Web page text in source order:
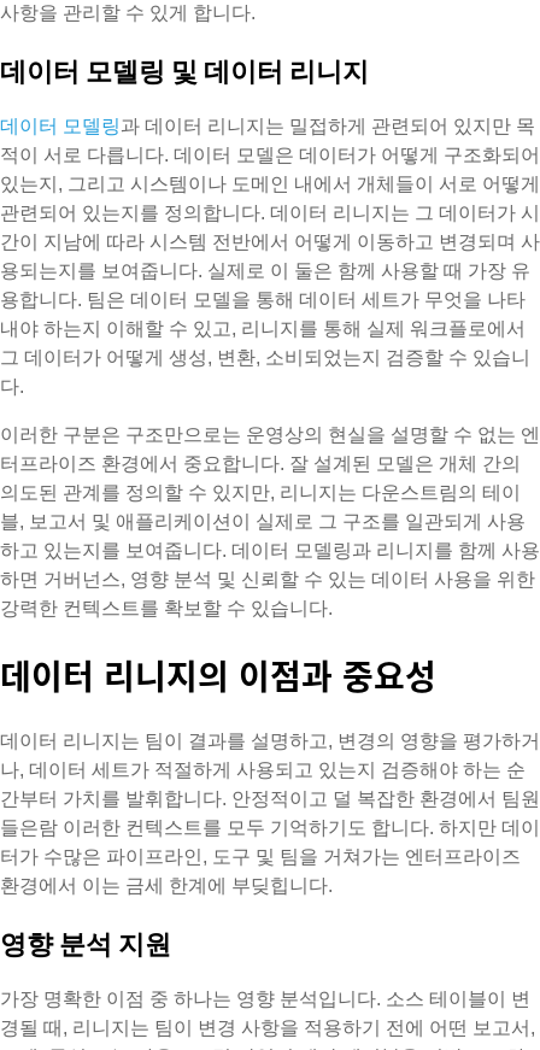
사항을 관리할 수 있게 합니다.
데이터 모델링 및 데이터 리니지
데이터 모델링과 데이터 리니지는 밀접하게 관련되어 있지만 목
적이 서로 다릅니다. 데이터 모델은 데이터가 어떻게 구조화되어
있는지, 그리고 시스템이나 도메인 내에서 개체들이 서로 어떻게
관련되어 있는지를 정의합니다. 데이터 리니지는 그 데이터가 시
간이 지남에 따라 시스템 전반에서 어떻게 이동하고 변경되며 사
용되는지를 보여줍니다. 실제로 이 둘은 함께 사용할 때 가장 유
용합니다. 팀은 데이터 모델을 통해 데이터 세트가 무엇을 나타
내야 하는지 이해할 수 있고, 리니지를 통해 실제 워크플로에서
그 데이터가 어떻게 생성, 변환, 소비되었는지 검증할 수 있습니
다.
이러한 구분은 구조만으로는 운영상의 현실을 설명할 수 없는 엔
터프라이즈 환경에서 중요합니다. 잘 설계된 모델은 개체 간의
의도된 관계를 정의할 수 있지만, 리니지는 다운스트림의 테이
블, 보고서 및 애플리케이션이 실제로 그 구조를 일관되게 사용
하고 있는지를 보여줍니다. 데이터 모델링과 리니지를 함께 사용
하면 거버넌스, 영향 분석 및 신뢰할 수 있는 데이터 사용을 위한
강력한 컨텍스트를 확보할 수 있습니다.
데이터 리니지의 이점과 중요성
데이터 리니지는 팀이 결과를 설명하고, 변경의 영향을 평가하거
나, 데이터 세트가 적절하게 사용되고 있는지 검증해야 하는 순
간부터 가치를 발휘합니다. 안정적이고 덜 복잡한 환경에서 팀원
들은람 이러한 컨텍스트를 모두 기억하기도 합니다. 하지만 데이
터가 수많은 파이프라인, 도구 및 팀을 거쳐가는 엔터프라이즈
환경에서 이는 금세 한계에 부딪힙니다.
영향 분석 지원
가장 명확한 이점 중 하나는 영향 분석입니다. 소스 테이블이 변
경될 때, 리니지는 팀이 변경 사항을 적용하기 전에 어떤 보고서,